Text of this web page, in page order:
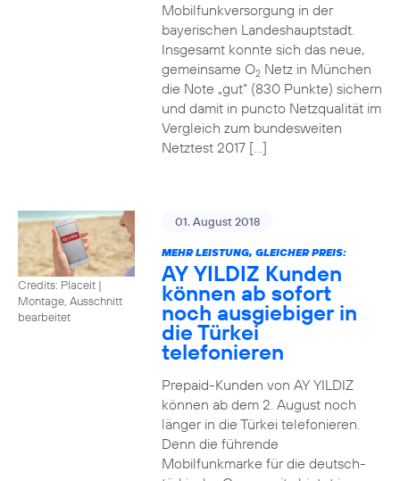
Mobilfunkversorgung in der
bayerischen Landeshauptstadt.
Insgesamt konnte sich das neue,
gemeinsame O2Netz in München
die Note „gut“ (830 Punkte) sichern
und damit in puncto Netzqualität im
Vergleich zum bundesweiten
Netztest 2017 […]
Credits: Placeit |
Montage, Ausschnitt
bearbeitet
01. August 2018
MEHR LEISTUNG, GLEICHER PREIS:
AY YILDIZ Kunden
können ab sofort
noch ausgiebiger in
die Türkei
telefonieren
Prepaid-Kunden von AY YILDIZ
können ab dem 2. August noch
länger in die Türkei telefonieren.
Denn die führende
Mobilfunkmarke für die deutsch-